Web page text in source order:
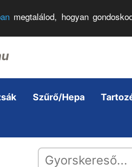
megtalálod, hogyan
Szűrő/Hepa